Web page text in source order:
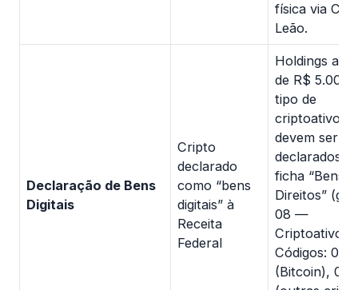
física via
Leão.
Declaração de Bens
Digitais
Cripto
declarado
como “bens
digitais” à
Receita
Federal
Holdings
de R$ 5.000
tipo de
criptoativo
devem ser
declarados
ficha “Bens e
Direitos”
08 —
Criptoativos).
Códigos: 01
(Bitcoin), 02